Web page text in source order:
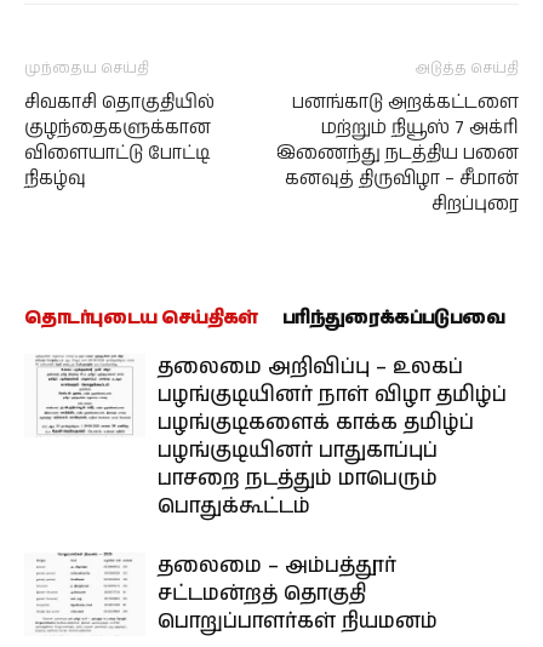
முந்தைய செய்தி
சிவகாசி தொகுதியில்
குழந்தைகளுக்கான
விளையாட்டு போட்டி
நிகழ்வு
அடுத்த செய்தி
பனங்காடு அறக்கட்டளை
மற்றும் நியூஸ் 7 அக்ரி
இணைந்து நடத்திய பனை
கனவுத் திருவிழா – சீமான்
சிறப்புரை
தொடர்புடைய செய்திகள் பரிந்துரைக்கப்படுபவை
தலைமை அறிவிப்பு – உலகப்
பழங்குடியினர் நாள் விழா தமிழ்ப்
பழங்குடிகளைக் காக்க தமிழ்ப்
பழங்குடியினர் பாதுகாப்புப்
பாசறை நடத்தும் மாபெரும்
பொதுக்கூட்டம்
தலைமை – அம்பத்தூர்
சட்டமன்றத் தொகுதி
பொறுப்பாளர்கள் நியமனம்